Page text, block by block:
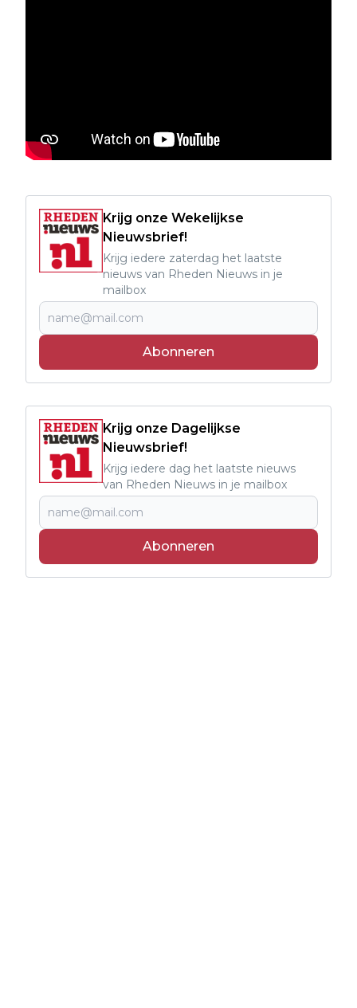
Krijg onze Wekelijkse
Nieuwsbrief!
Krijg iedere zaterdag het laatste
nieuws van Rheden Nieuws in je
mailbox
Abonneren
Krijg onze Dagelijkse
Nieuwsbrief!
Krijg iedere dag het laatste nieuws
van Rheden Nieuws in je mailbox
Abonneren